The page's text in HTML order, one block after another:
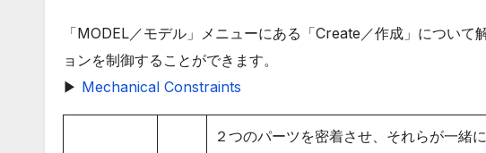
「MODEL／モデル」メニューにある「Create／作成」につい
ョンを制御することができます。
▶ Mechanical Constraints
２つのパーツを密着させ、それらが一緒